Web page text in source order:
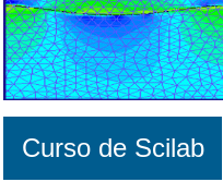
Curso de Scilab